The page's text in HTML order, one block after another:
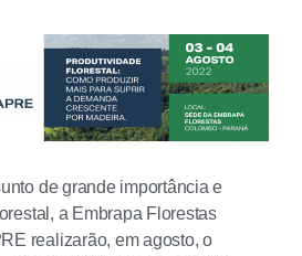
de grande importância e
a Embrapa Florestas
realizarão, em agosto, o